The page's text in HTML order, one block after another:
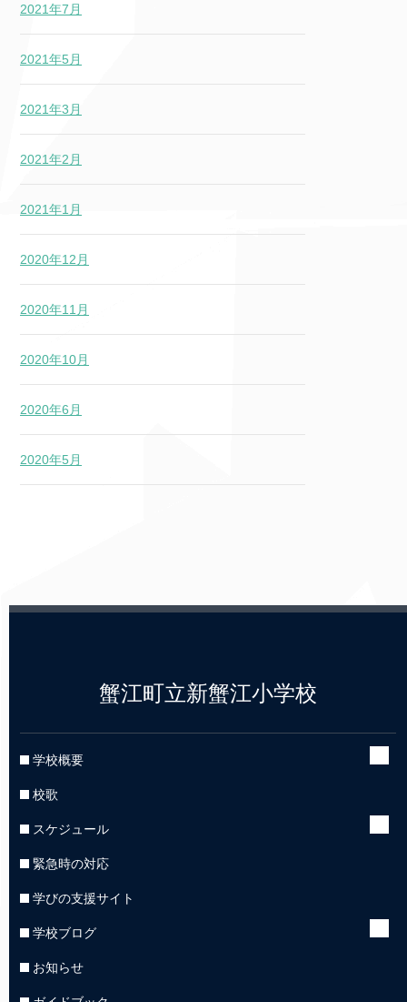
2021年7月
2021年5月
2021年3月
2021年2月
2021年1月
2020年12月
2020年11月
2020年10月
2020年6月
2020年5月
蟹江町立新蟹江小学校
学校概要
校歌
スケジュール
緊急時の対応
学びの支援サイト
学校ブログ
お知らせ